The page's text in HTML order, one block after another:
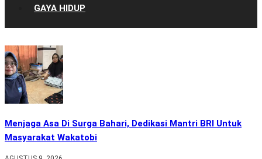
GAYA HIDUP
Menjaga Asa Di Surga Bahari, Dedikasi Mantri BRI Untuk
Masyarakat Wakatobi